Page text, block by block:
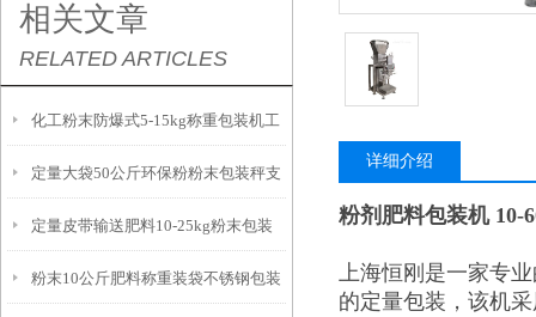
相关文章
RELATED ARTICLES
化工粉末防爆式5-15kg称重包装机工
厂生产
定量大袋50公斤环保粉粉末包装秤支
持定制
定量皮带输送肥料10-25kg粉末包装
秤产品简介
粉末10公斤肥料称重装袋不锈钢包装
详细介绍
粉剂肥料包装机 10-
上海恒刚是一家专
的定量包装，该机